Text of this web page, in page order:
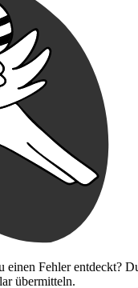
einen Fehler entdeckt?
übermitteln.